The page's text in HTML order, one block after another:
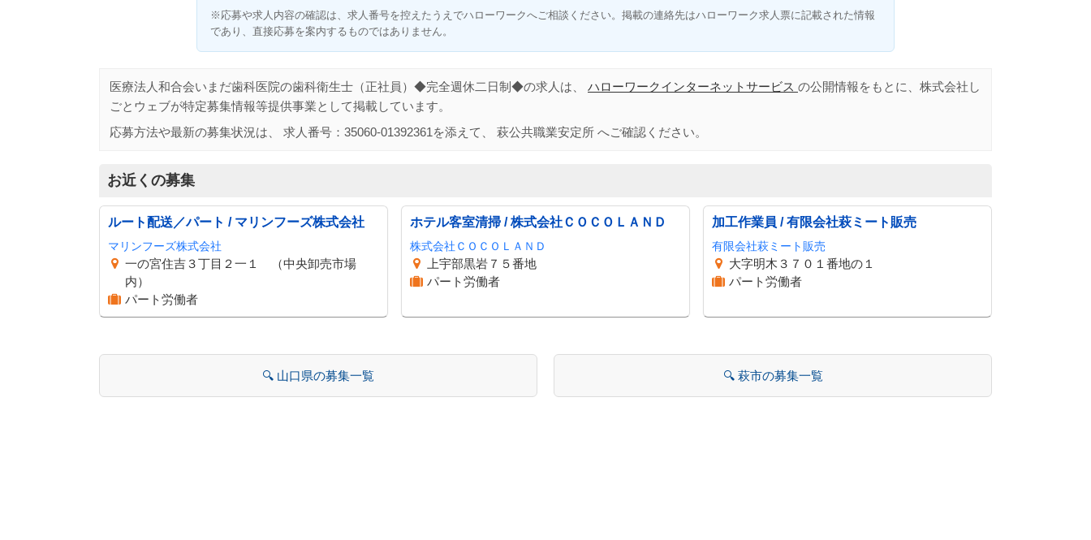
※応募や求人内容の確認は、求人番号を控えたうえでハローワークへご相談ください。掲載の連絡先はハローワーク求人票に記載された情報
であり、直接応募を案内するものではありません。
医療法人和合会いまだ歯科医院の歯科衛生士（正社員）◆完全週休二日制◆の求人は、 ハローワークインターネットサービス の公開情報をもとに、株式会社し
ごとウェブが特定募集情報等提供事業として掲載しています。
応募方法や最新の募集状況は、 求人番号： 35060-01392361 を添えて、 萩公共職業安定所 へご確認ください。
お近くの募集
ルート配送／パート / マリンフーズ株式会社
マリンフーズ株式会社
一の宮住吉３丁目２一１ （中央卸売市場
内）
パート労働者
ホテル客室清掃 / 株式会社ＣＯＣＯＬＡＮＤ
株式会社ＣＯＣＯＬＡＮＤ
上宇部黒岩７５番地
パート労働者
加工作業員 / 有限会社萩ミート販売
有限会社萩ミート販売
大字明木３７０１番地の１
パート労働者
🔍 山口県の募集一覧 🔍 萩市の募集一覧